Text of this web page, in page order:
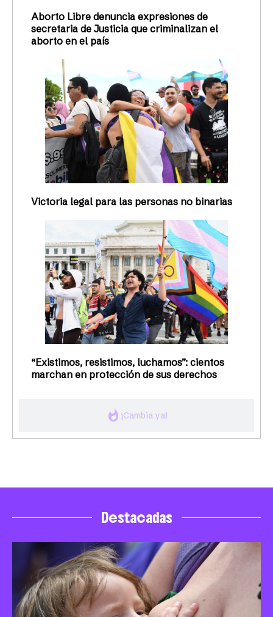
whatshot ¡Cambia ya!
Aborto Libre denuncia expresiones de
secretaria de Justicia que criminalizan el
aborto en el país
Victoria legal para las personas no binarias
“Existimos, resistimos, luchamos”: cientos
marchan en protección de sus derechos
Destacadas